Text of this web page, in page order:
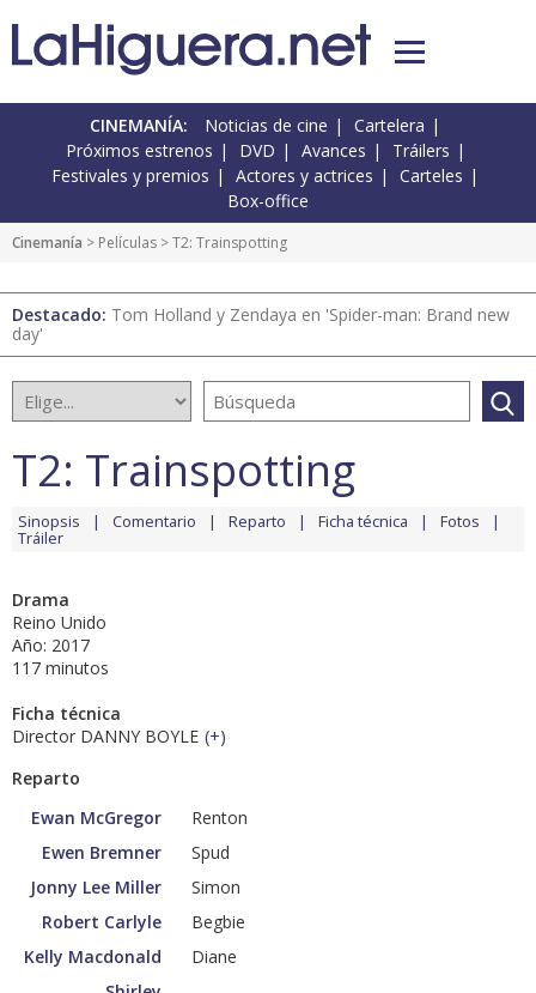
CINEMANÍA: Noticias de cine
Cartelera
Próximos estrenos
DVD Avances
Tráilers
Festivales y premios
Actores y actrices
Carteles
Box-office
Cinemanía > Películas > T2: Trainspotting
Destacado: Tom Holland y Zendaya en 'Spider-man: Brand new
day'
T2: Trainspotting
Sinopsis Comentario Reparto Ficha técnica Fotos
Tráiler
Drama
Reino Unido
Año: 2017
117 minutos
Ficha técnica
Director DANNY BOYLE (+)
Reparto
Ewan McGregor
Renton
Ewen Bremner
Spud
Jonny Lee Miller
Simon
Robert Carlyle
Begbie
Kelly Macdonald
Diane